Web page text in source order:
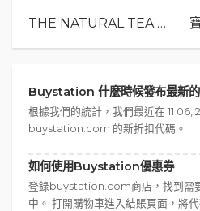
THE NATURAL TEA Co.
Buystation 什麼時候發布最新的
根據我們的統計，我們最近在 11 06,
buystation.com 的新折扣代碼。
如何使用Buystation優惠券
登錄buystation.com商店，找到需
中。 打開購物車進入結賬頁面，將